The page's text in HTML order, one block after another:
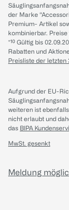
der Marke
Premium- Artikel
kombinierbar.
*¹⁰ Gültig bis
Rabatten und
Preisliste der letzten
Aufgrund der EU-
weiteren ist
nicht erlaubt und
das BIPA
MwSt. gesenkt
Meldung